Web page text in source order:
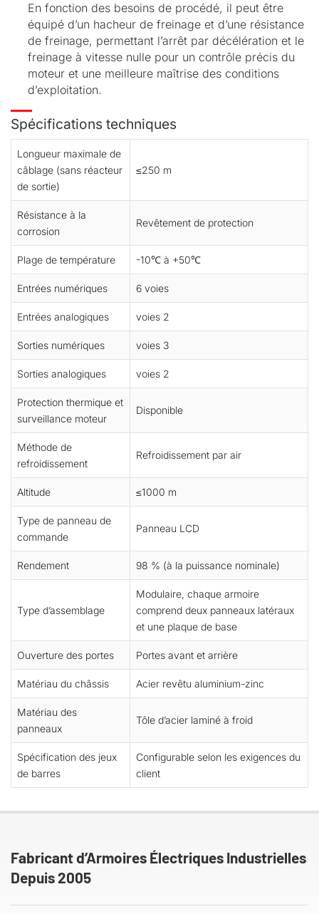
En fonction des besoins de procédé, il peut être
équipé d’un hacheur de freinage et d’une résistance
de freinage, permettant l’arrêt par décélération et le
freinage à vitesse nulle pour un contrôle précis du
moteur et une meilleure maîtrise des conditions
d’exploitation.
Spécifications techniques
Longueur maximale de
câblage (sans réacteur
de sortie)
≤250 m
Résistance à la
corrosion
Revêtement de protection
Plage de température -10℃ à +50℃
Entrées numériques 6 voies
Entrées analogiques voies 2
Sorties numériques voies 3
Sorties analogiques voies 2
Protection thermique et
surveillance moteur
Disponible
Méthode de
refroidissement
Refroidissement par air
Altitude ≤1000 m
Type de panneau de
commande
Panneau LCD
Rendement 98 % (à la puissance nominale)
Type d’assemblage
Modulaire, chaque armoire
comprend deux panneaux latéraux
et une plaque de base
Ouverture des portes Portes avant et arrière
Matériau du châssis Acier revêtu aluminium-zinc
Matériau des
panneaux
Tôle d’acier laminé à froid
Spécification des jeux
de barres
Configurable selon les exigences du
client
Fabricant d’Armoires Électriques Industrielles
Depuis 2005